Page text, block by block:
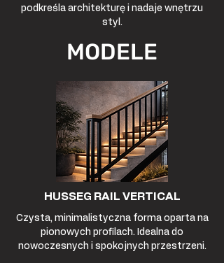
podkreśla architekturę i nadaje wnętrzu
styl.
MODELE
HUSSEG RAIL VERTICAL
Czysta, minimalistyczna forma oparta na
pionowych profilach. Idealna do
nowoczesnych i spokojnych przestrzeni.